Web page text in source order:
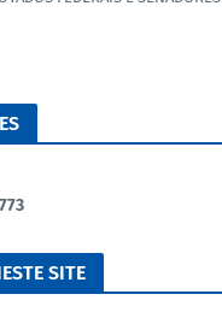
773
SITE